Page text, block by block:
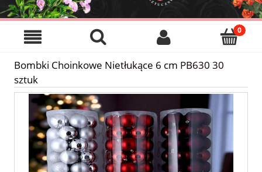
Bombki Choinkowe Nietłukące 6 cm PB630 30
sztuk